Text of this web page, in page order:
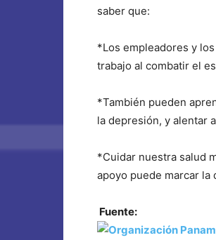
saber que:
*Los empleadores y
trabajo al combatir el
*También pueden
la depresión, y alentar
*Cuidar nuestra salud
apoyo puede marcar la
Fuente: